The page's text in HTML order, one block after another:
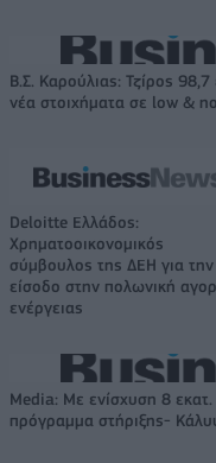
Β.Σ. Καρούλιας: Τζίρος
νέα στοιχήματα σε low &
Deloitte Ελλάδος:
Χρηματοοικονομικός
σύμβουλος της ΔΕΗ για την
είσοδο στην πολωνική
ενέργειας
Media: Με ενίσχυση 8 εκατ.
πρόγραμμα στήριξης-